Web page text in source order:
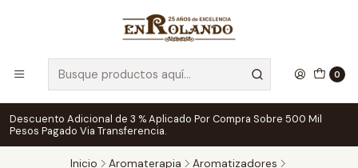
0
Descuento Adicional de 3 % Aplicado Por Compra Sobre 500 Mil
Pesos Pagado Via Transferencia.
Inicio Aromaterapia Aromatizadores